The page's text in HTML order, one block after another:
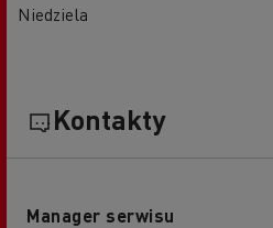
Niedziela
Kontakty
Manager serwisu